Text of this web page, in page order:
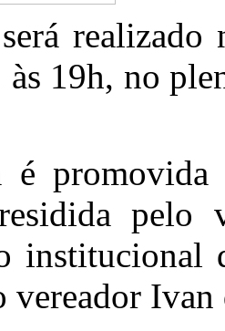
19h, no
é promovida
pelo
institucional
vereador